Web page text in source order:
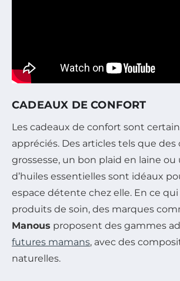
CADEAUX DE CONFORT
Les cadeaux de confort sont
appréciés. Des articles tels que des
grossesse, un bon plaid en laine
d’huiles essentielles sont idéaux
espace détente chez elle. En ce
produits de soin, des marques
Manous proposent des gammes
futures mamans, avec des
naturelles.